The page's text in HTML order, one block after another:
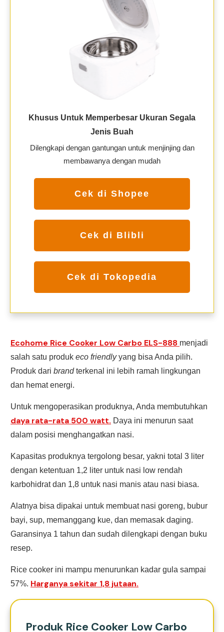
Khusus Untuk Memperbesar Ukuran Segala
Jenis Buah
Dilengkapi dengan gantungan untuk menjinjing dan
membawanya dengan mudah
Cek di Shopee
Cek di Blibli
Cek di Tokopedia
Ecohome Rice Cooker Low Carbo ELS-888 menjadi
salah satu produk eco friendlyyang bisa Anda pilih.
Produk dari brandterkenal ini lebih ramah lingkungan
dan hemat energi.
Untuk mengoperasikan produknya, Anda membutuhkan
daya rata-rata 500 watt. Daya ini menurun saat
dalam posisi menghangatkan nasi.
Kapasitas produknya tergolong besar, yakni total 3 liter
dengan ketentuan 1,2 liter untuk nasi low rendah
karbohidrat dan 1,8 untuk nasi manis atau nasi biasa.
Alatnya bisa dipakai untuk membuat nasi goreng, bubur
bayi, sup, memanggang kue, dan memasak daging.
Garansinya 1 tahun dan sudah dilengkapi dengan buku
resep.
Rice cooker ini mampu menurunkan kadar gula sampai
57%. Harganya sekitar 1,8 jutaan.
Produk Rice Cooker Low Carbo